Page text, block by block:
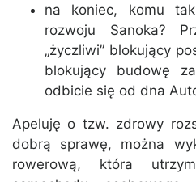
na koniec, komu
rozwoju Sanoka?
„życzliwi” blokujący
blokujący budowę
odbicie się od dna
Apeluję o tzw. zdrowy
dobrą sprawę, można
rowerową, która